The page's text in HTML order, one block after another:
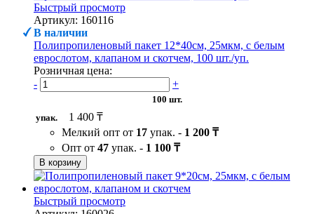
Быстрый просмотр
Артикул: 160116
В наличии
Полипропиленовый пакет 12*40см, 25мкм, с белым
еврослотом, клапаном и скотчем, 100 шт./уп.
Розничная цена:
-
+
100 шт.
упак.
1 400 ₸
Мелкий опт от 17 упак. - 1 200 ₸
Опт от 47 упак. - 1 100 ₸
В корзину
Быстрый просмотр